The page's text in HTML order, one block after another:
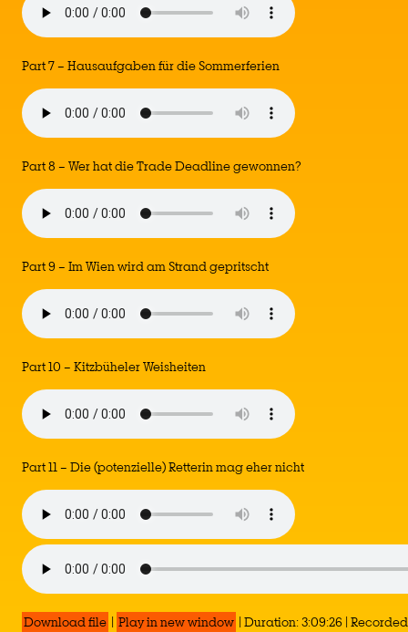
Part 7 – Hausaufgaben für die Sommerferien
Part 8 – Wer hat die Trade Deadline gewonnen?
Part 9 – Im Wien wird am Strand gepritscht
Part 10 – Kitzbüheler Weisheiten
Part 11 – Die (potenzielle) Retterin mag eher nicht
Download file | Play in new window | Duration: 3:09:26 |